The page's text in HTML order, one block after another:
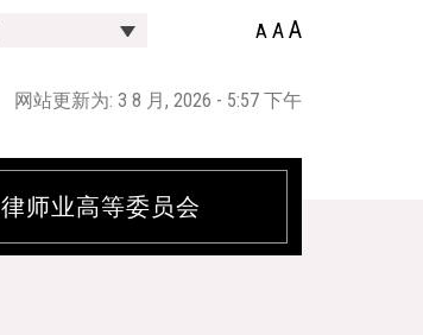
A AA
网站更新为: 3 8 月, 2026 - 5:57 下午
律师业高等委员会